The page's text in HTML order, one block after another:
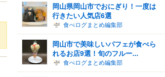
岡山県岡山市でおにぎり！一度は
行きたい人気店6選
食べログまとめ編集部
岡山市で美味しいパフェが食べら
れるお店9選！旬のフルー...
食べログまとめ編集部